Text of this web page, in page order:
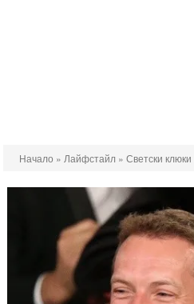
Начало » Лайфстайл » Светски клюки